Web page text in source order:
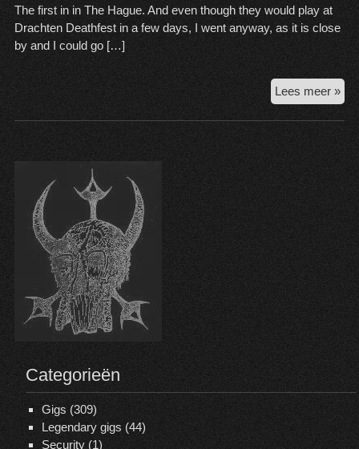
The first in in The Hague. And even though they would play at
Drachten Deathfest in a few days, I went anyway, as it is close
by and I could go […]
Lees meer »
@
Categorieën
Gigs (309)
Legendary gigs (44)
Security (1)